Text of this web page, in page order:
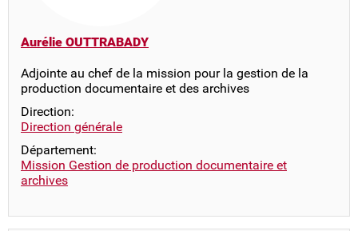
Aurélie OUTTRABADY
Adjointe au chef de la mission pour la gestion de la
production documentaire et des archives
Direction:
Direction générale
Département:
Mission Gestion de production documentaire et
archives